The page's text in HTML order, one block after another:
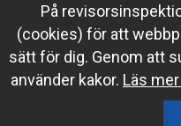
På
(cookies) för att
sätt för dig. Genom att
använder kakor. Läs
Genom att
Revisorsinspektionen
Läs mer